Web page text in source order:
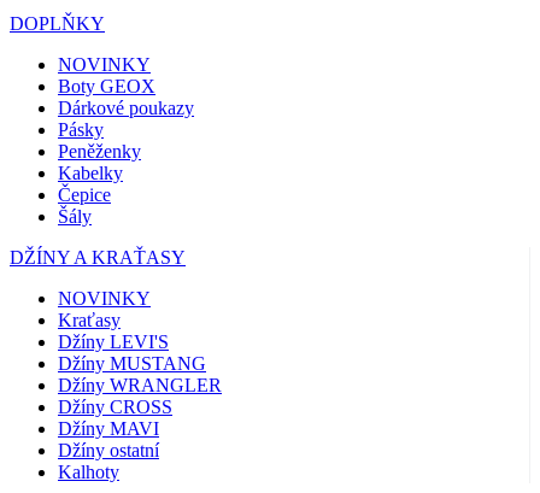
DOPLŇKY
NOVINKY
Boty GEOX
Dárkové poukazy
Pásky
Peněženky
Kabelky
Čepice
Šály
DŽÍNY A KRAŤASY
NOVINKY
Kraťasy
Džíny LEVI'S
Džíny MUSTANG
Džíny WRANGLER
Džíny CROSS
Džíny MAVI
Džíny ostatní
Kalhoty